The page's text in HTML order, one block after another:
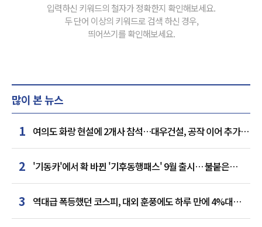
입력하신 키워드의 철자가 정확한지 확인해보세요.
두 단어 이상의 키워드로 검색 하신 경우,
띄어쓰기를 확인해보세요.
많이 본 뉴스
1 여의도 화랑 현설에 2개사 참석…대우건설, 공작 이어 추가
거점 확보하나
2 '기동카'에서 확 바뀐 '기후동행패스' 9월 출시… 불붙은
카드사 경쟁
3
역대급 폭등했던 코스피, 대외 훈풍에도 하루 만에 4%대
급락